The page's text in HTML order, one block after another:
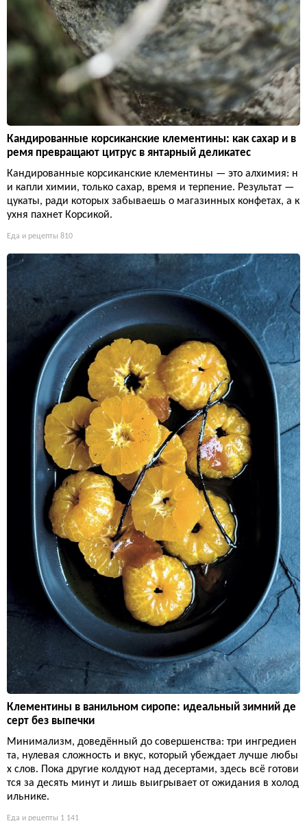
Кандированные корсиканские клементины: как сахар и в
ремя превращают цитрус в янтарный деликатес
Кандированные корсиканские клементины — это алхимия: н
и капли химии, только сахар, время и терпение. Результат —
цукаты, ради которых забываешь о магазинных конфетах, а к
ухня пахнет Корсикой.
Еда и рецепты 810
Клементины в ванильном сиропе: идеальный зимний де
серт без выпечки
Минимализм, доведённый до совершенства: три ингредиен
та, нулевая сложность и вкус, который убеждает лучше любы
х слов. Пока другие колдуют над десертами, здесь всё готови
тся за десять минут и лишь выигрывает от ожидания в холод
ильнике.
Еда и рецепты 1 141